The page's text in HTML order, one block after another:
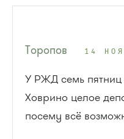
Торопов 14
У РЖД семь пятниц
Ховрино целое
посему всё